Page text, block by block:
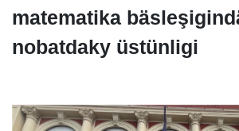
matematika
nobatdaky üstünligi